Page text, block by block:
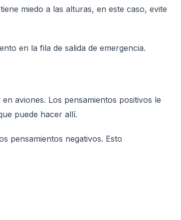
miedo a las alturas, en este caso, evite
en la fila de salida de emergencia.
aviones. Los pensamientos positivos le
puede hacer allí.
pensamientos negativos. Esto